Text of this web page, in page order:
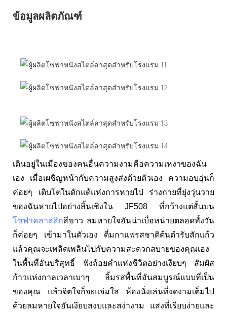
ข้อมูลผลิตภัณฑ์
เดินอยู่ในเมืองของคนอื่นความงามคือความเหงาของฉัน
เอง เมื่อเผชิญหน้ากับความสูงส่งด้วยตัวเอง ความอบอุ่นก็
ค่อยๆ เติบโตในดักแด้แห่งการหายไป ร่างกายที่ยุ่งวุ่นวาย
ของฉันหายไปอย่างสิ้นเชิงใน JF508 ที่กว้างแต่สั้นบน
โซฟาคลาสสิกสีขาว ลมหายใจอันน่าเบื่อหน่ายตลอดทั้งวัน
ก็ค่อยๆ เข้ามาในตัวเอง ดื่มกาแฟรสชาติต้นตำรับสักแก้ว
แล้วคุณจะเพลิดเพลินไปกับความสะดวกสบายของคุณเอง
ในพื้นที่อันบริสุทธิ์ ฟังถ้อยคำแห่งชีวิตอย่างเงียบๆ สัมผัส
ก้าวแห่งกาลเวลาเบาๆ ลิ้มรสพื้นที่อันสมบูรณ์แบบที่เป็น
ของคุณ แล้วจิตใจก็จะแจ่มใส ห้องนั่งเล่นที่งดงามเต็มไป
ด้วยลมหายใจอันเงียบสงบและสง่างาม แสงที่เรียบง่ายและ